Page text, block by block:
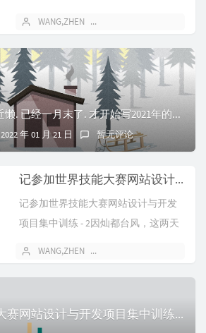
WANG,ZHEN
迟来的2021总结最近懒. 已经一月末了. 才开始写2021年的总结2021与2020对比总的来讲，2021比2020好太多了，2020算是最不顺的一年吧...
2022 年 01 月 21 日 暂无评论
记参加世界技能大赛网站设计与开发项目集中训练 - 2
记参加世界技能大赛网站设计与开发
项目集中训练 - 2因灿都台风，这两天
WANG,ZHEN
记参加世界技能大赛网站设计与开发项目集中训练 - 1